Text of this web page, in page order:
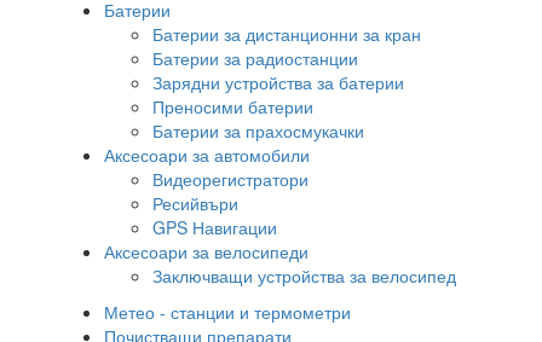
Батерии
Батерии за дистанционни за кран
Батерии за радиостанции
Зарядни устройства за батерии
Преносими батерии
Батерии за прахосмукачки
Аксесоари за автомобили
Видеорегистратори
Ресийвъри
GPS Навигации
Аксесоари за велосипеди
Заключващи устройства за велосипед
Метео - станции и термометри
Почистващи препарати